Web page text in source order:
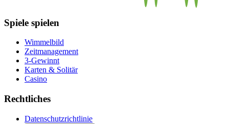
Spiele spielen
Wimmelbild
Zeitmanagement
3-Gewinnt
Karten & Solitär
Casino
Rechtliches
Datenschutzrichtlinie